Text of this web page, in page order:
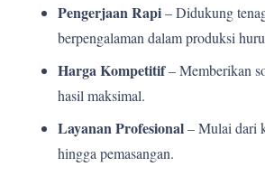
Pengerjaan Rapi– Didukung
berpengalaman dalam produksi
Harga Kompetitif– Memberikan
hasil maksimal.
Layanan Profesional– Mulai dari
hingga pemasangan.